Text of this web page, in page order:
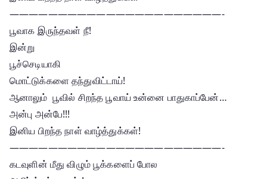
——————————————————————-
பூவாக இருந்தவள் நீ!
இன்று
பூச்செடியாகி
மொட்டுக்களை தந்துவிட்டாய்!
ஆனாலும் பூவில் சிறந்த பூவாய் உன்னை பாதுகாப்பேன்…
அன்பு அன்பே!!!
இனிய பிறந்த நாள் வாழ்த்துக்கள்!
——————————————————————-
கடவுளின் மீது விழும் பூக்களைப் போல